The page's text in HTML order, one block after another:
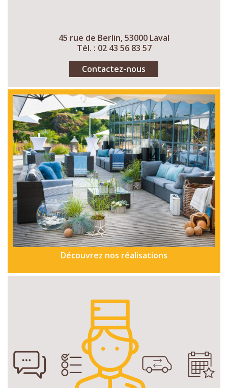
45 rue de Berlin, 53000 Laval
Tél. : 02 43 56 83 57
Contactez-nous
Découvrez nos réalisations